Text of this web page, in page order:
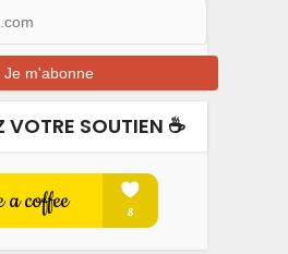
VOTRE SOUTIEN ☕️